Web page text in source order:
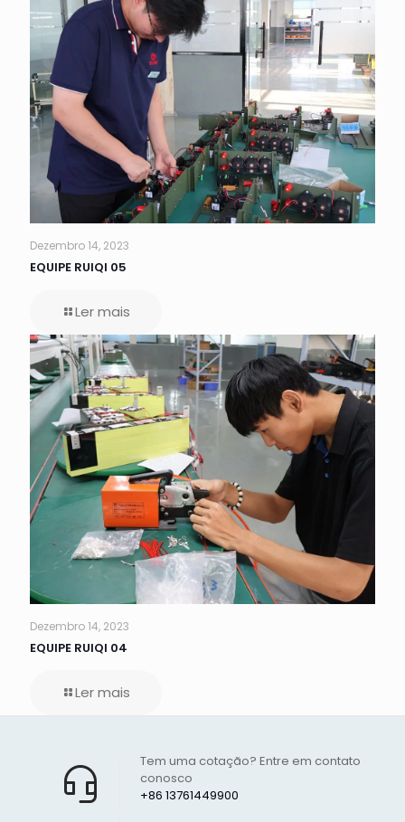
Dezembro 14, 2023
EQUIPE RUIQI 05
Ler mais
Dezembro 14, 2023
EQUIPE RUIQI 04
Ler mais
+86 13761449900
Tem uma cotação? Entre em contato
conosco